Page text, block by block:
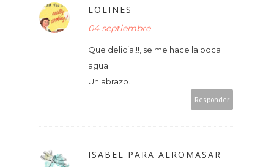
LOLINES
04 septiembre
Que delicia!!!, se me hace la boca
agua.
Un abrazo.
Responder
ISABEL PARA ALROMASAR